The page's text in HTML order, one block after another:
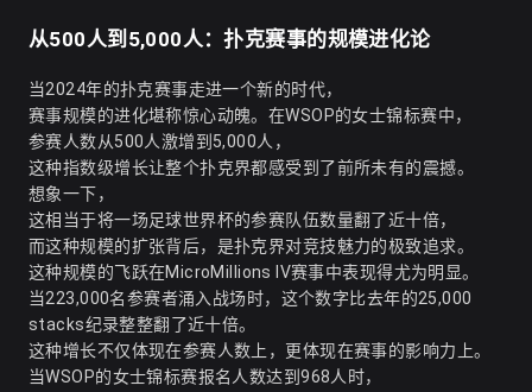
从500人到5,000人：扑克赛事的规模进化论
当2024年的扑克赛事走进一个新的时代，
赛事规模的进化堪称惊心动魄。在WSOP的女士锦标赛中，
参赛人数从500人激增到5,000人，
这种指数级增长让整个扑克界都感受到了前所未有的震撼。
想象一下，
这相当于将一场足球世界杯的参赛队伍数量翻了近十倍，
而这种规模的扩张背后，是扑克界对竞技魅力的极致追求。
这种规模的飞跃在MicroMillions IV赛事中表现得尤为明显。
当223,000名参赛者涌入战场时，这个数字比去年的25,000
stacks纪录整整翻了近十倍。
这种增长不仅体现在参赛人数上，更体现在赛事的影响力上。
当WSOP的女士锦标赛报名人数达到968人时，